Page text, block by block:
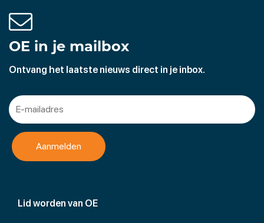
Lid worden van OE
OE in je mailbox
Ontvang het laatste nieuws direct in je inbox.